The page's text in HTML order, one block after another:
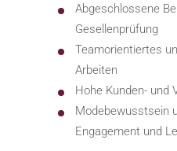
Abgeschlossene
Gesellenprüfung
Teamorientiertes
Arbeiten
Hohe Kunden- und
Modebewusstsein
Engagement und